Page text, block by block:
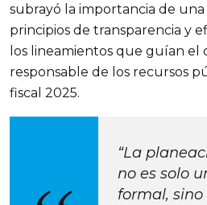
subrayó la importancia de
principios de transparencia y
los lineamientos que guían el
responsable de los recursos
fiscal 2025.
“La
no es solo
formal,